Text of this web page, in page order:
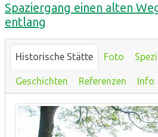
Spaziergang einen alten
entlang
Historische Stätte Foto
Geschichten Referenzen Info